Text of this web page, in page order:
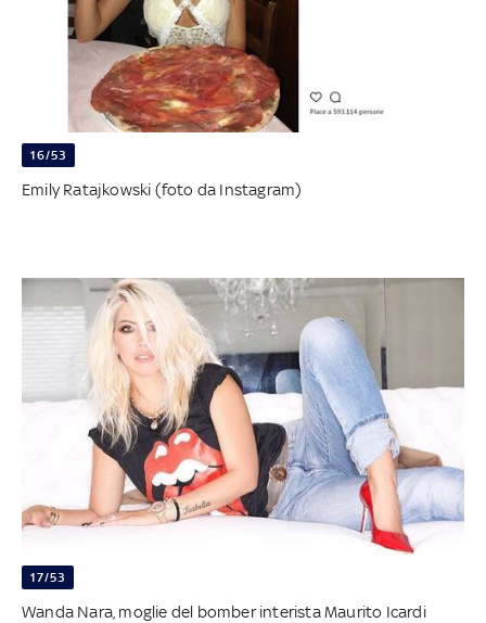
16/53
Emily Ratajkowski (foto da Instagram)
17/53
Wanda Nara, moglie del bomber interista Maurito Icardi